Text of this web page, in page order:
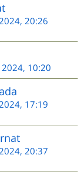
20:26
10:20
17:19
20:37